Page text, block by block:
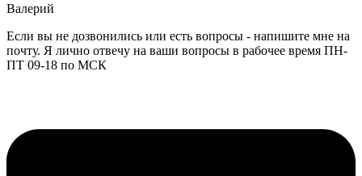
Валерий
Если вы не дозвонились или есть вопросы - напишите мне на
почту. Я лично отвечу на ваши вопросы в рабочее время ПН-
ПТ 09-18 по МСК